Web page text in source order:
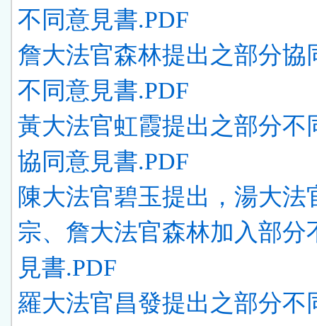
不同意見書.PDF
詹大法官森林提出之部分協
不同意見書.PDF
黃大法官虹霞提出之部分不
協同意見書.PDF
陳大法官碧玉提出，湯大法
宗、詹大法官森林加入部分
見書.PDF
羅大法官昌發提出之部分不